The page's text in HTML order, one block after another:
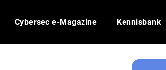
Cybersec e-Magazine Kennisbank